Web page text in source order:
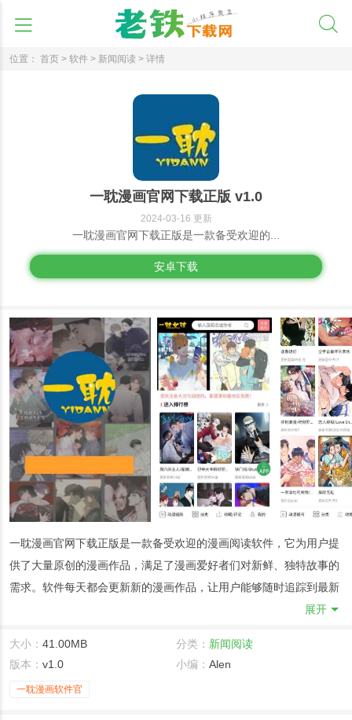
位置： 首页 > 软件 > 新闻阅读 > 详情
一耽漫画官网下载正版 v1.0
2024-03-16 更新
一耽漫画官网下载正版是一款备受欢迎的...
安卓下载
一耽漫画官网下载正版是一款备受欢迎的漫画阅读软件，它为用户提
供了大量原创的漫画作品，满足了漫画爱好者们对新鲜、独特故事的
需求。软件每天都会更新新的漫画作品，让用户能够随时追踪到最新
的剧情发展，享受追漫的乐趣。在一耽漫画中，用户可以自由选择和
恋爱还是悬疑，都能找到适合自己的作品。
展开
大小： 41.00MB 分类： 新闻阅读
版本： v1.0 小编： Alen
一耽漫画软件官